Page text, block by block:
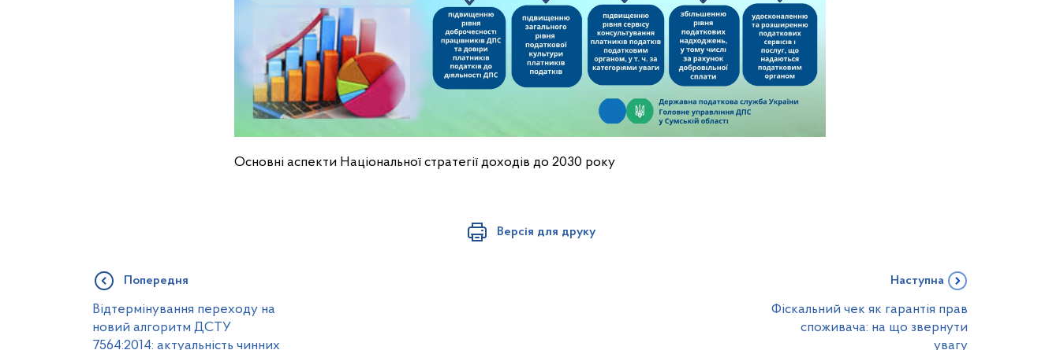
Основні аспекти Національної стратегії доходів до 2030 року
Версія для друку
Попередня
Відтермінування переходу на
новий алгоритм ДСТУ
7564:2014: актуальність чинних
Наступна
Фіскальний чек як гарантія прав
споживача: на що звернути
увагу